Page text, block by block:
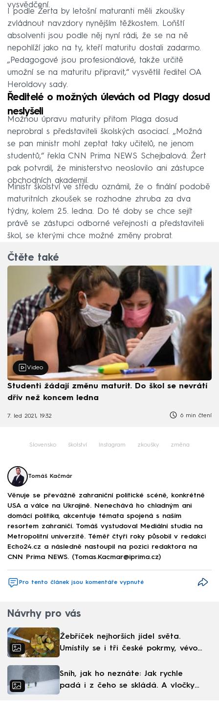
vysvědčení.
I podle Žerta by letošní maturanti měli zkoušky
zvládnout navzdory nynějším těžkostem. Loňští
absolventi jsou podle něj nyní rádi, že se na ně
nepohlíží jako na ty, kteří maturitu dostali zadarmo.
„Pedagogové jsou profesionálové, takže určitě
umožní se na maturitu připravit,“ vysvětlil ředitel OA
Heroldovy sady.
Ředitelé o možných úlevách od Plagy dosud
neslyšeli
Možnou úpravu maturity přitom Plaga dosud
neprobral s představiteli školských asociací. „Možná
se pan ministr mohl zeptat taky učitelů, ne jenom
studentů,“ řekla CNN Prima NEWS Schejbalová. Žert
pak potvrdil, že ministerstvo neoslovilo ani zástupce
obchodních akademií.
Ministr školství ve středu oznámil, že o finální podobě
maturitních zkoušek se rozhodne zhruba za dva
týdny, kolem 25. ledna. Do té doby se chce sejít
právě se zástupci odborné veřejnosti a představiteli
škol, se kterými chce možné změny probrat.
Čtěte také
Video
Studenti žádají změnu maturit. Do škol se nevrátí
dřív než koncem ledna
7. led 2021, 19:32 6 min čtení
Slovensko školství Instagram zkoušky změna
Tomáš Kačmár
Věnuje se převážně zahraniční politické scéně, konkrétně
USA a válce na Ukrajině. Nenechává ho chladným ani
domácí politika, akcentuje témata spojená s naším
resortem zahraničí. Tomáš vystudoval Mediální studia na
Metropolitní univerzitě. Téměř čtyři roky působil v redakci
Echo24.cz a následně nastoupil na pozici redaktora na
CNN Prima NEWS. (Tomas.Kacmar@iprima.cz)
Pro tento článek jsou komentáře vypnuté
Návrhy pro vás
Žebříček nejhorších jídel světa.
Umístily se i tři české pokrmy, vévodí
Sníh, jak ho neznáte: Jak rychle
padá i z čeho se skládá. A vločky